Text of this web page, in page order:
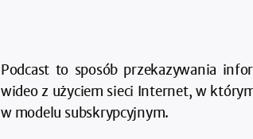
Podcast to sposób przekazywania
wideo z użyciem sieci Internet, w
w modelu subskrypcyjnym.